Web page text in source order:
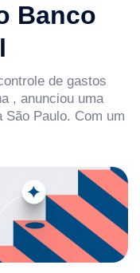
Banco
de gastos
, anunciou uma
São Paulo. Com um